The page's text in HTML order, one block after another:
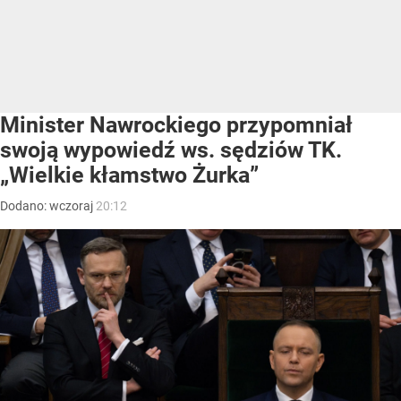
Minister Nawrockiego przypomniał
swoją wypowiedź ws. sędziów TK.
„Wielkie kłamstwo Żurka”
Dodano:wczoraj 20:12